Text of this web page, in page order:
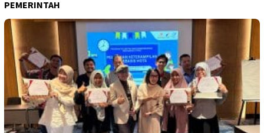
PEMERINTAH